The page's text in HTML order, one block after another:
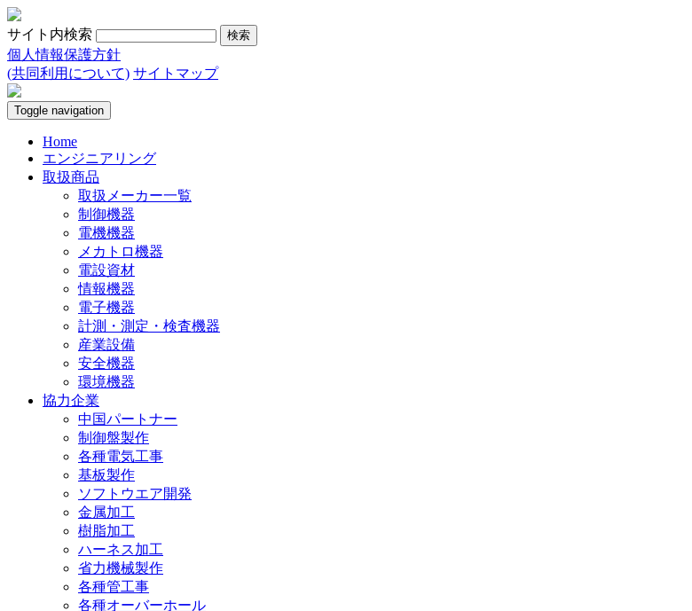
サイト内検索
個人情報保護方針
(共同利用について) サイトマップ
Toggle navigation
Home
エンジニアリング
取扱商品
取扱メーカー一覧
制御機器
電機機器
メカトロ機器
電設資材
情報機器
電子機器
計測・測定・検査機器
産業設備
安全機器
環境機器
協力企業
中国パートナー
制御盤製作
各種電気工事
基板製作
ソフトウエア開発
金属加工
樹脂加工
ハーネス加工
省力機械製作
各種管工事
各種オーバーホール